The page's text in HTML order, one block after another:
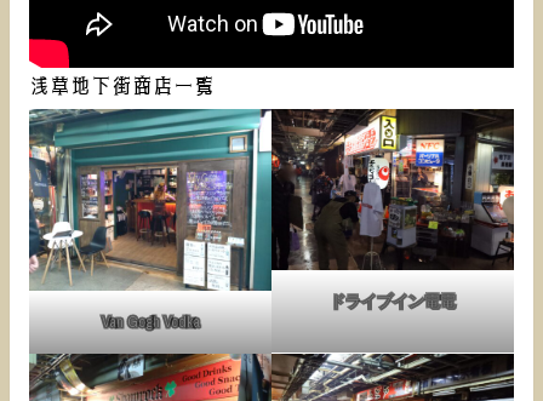
浅草地下街商店一覧
Van Gogh Vodka
ドライブイン電電